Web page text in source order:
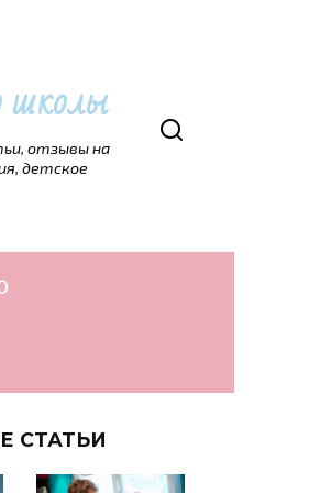
школы
отзывы на
детское
СТАТЬИ